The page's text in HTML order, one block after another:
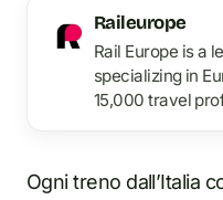
Raileurope
Rail Europe is a
specializing in
15,000 travel
Ogni treno dall’Italia